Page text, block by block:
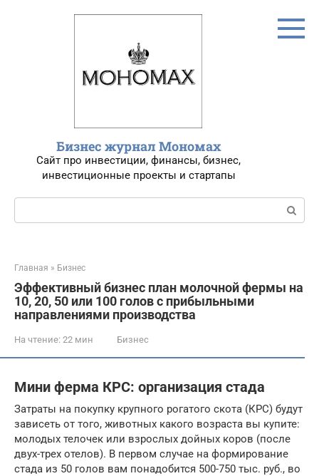
Бизнес журнал Мономах
Сайт про инвестиции, финансы, бизнес,
инвестиционные проекты и стартапы
Поиск:
Главная » Бизнес
Эффективный бизнес план молочной фермы на
10, 20, 50 или 100 голов с прибыльными
направлениями производства
На чтение: 22 мин Бизнес
Мини ферма КРС: организация стада
Затраты на покупку крупного рогатого скота (КРС) будут
зависеть от того, животных какого возраста вы купите:
молодых телочек или взрослых дойных коров (после
двух-трех отелов). В первом случае на формирование
стада из 50 голов вам понадобится 500-750 тыс. руб., во